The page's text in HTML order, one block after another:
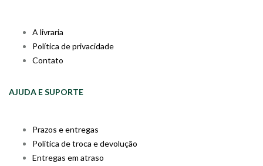
A livraria
Política de privacidade
Contato
AJUDA E SUPORTE
Prazos e entregas
Política de troca e devolução
Entregas em atraso